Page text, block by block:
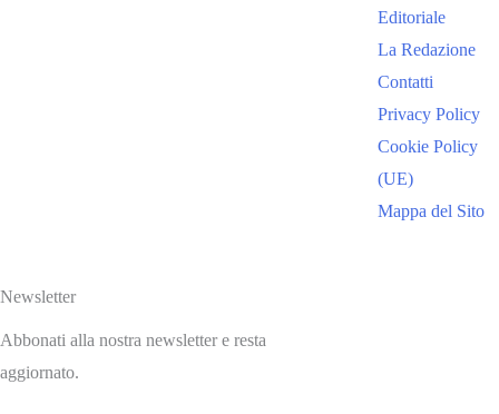
Editoriale
La Redazione
Contatti
Privacy Policy
Cookie Policy
(UE)
Mappa del Sito
Newsletter
Abbonati alla nostra newsletter e resta
aggiornato.